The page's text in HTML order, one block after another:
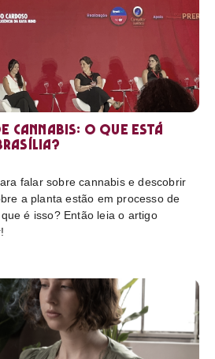
Cannabis: O que está
falar sobre cannabis e descobrir
a planta estão em processo de
é isso? Então leia o artigo